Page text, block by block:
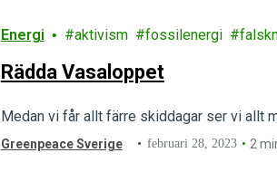
Energi aktivism fossilenergi
Rädda Vasaloppet
Medan vi får allt färre skiddagar ser vi allt
Greenpeace Sverige februari 28, 2023 2